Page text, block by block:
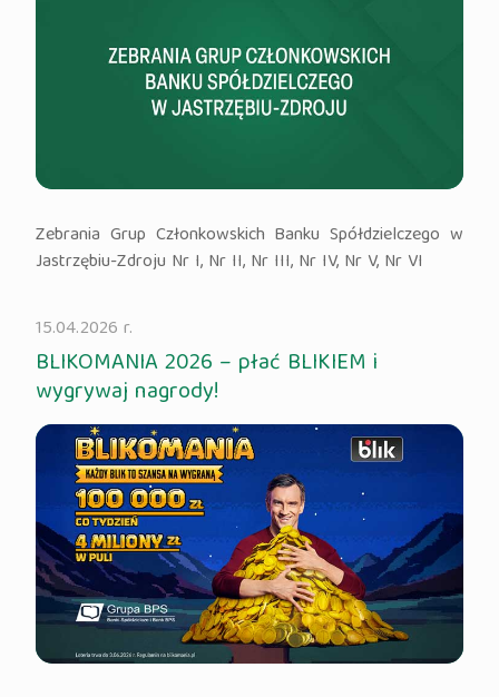
Zebrania Grup Członkowskich Banku Spółdzielczego w
Jastrzębiu-Zdroju Nr I, Nr II, Nr III, Nr IV, Nr V, Nr VI
15.04.2026 r.
BLIKOMANIA 2026 – płać BLIKIEM i
wygrywaj nagrody!